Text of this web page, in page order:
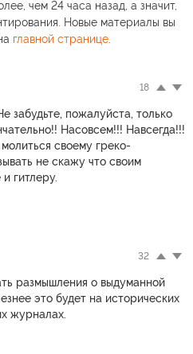
чем 24 часа назад, а значит,
Новые материалы вы
главной странице.
18
забудьте, пожалуйста, только
Насовсем!!! Навсегда!!!
своему греко-
не скажу что своим
гитлеру.
32
размышления о выдуманной
это будет на исторических
журналах.